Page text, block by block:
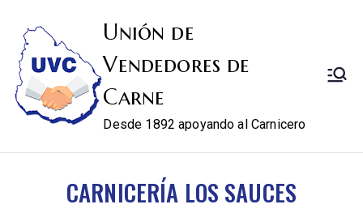
Unión de
Vendedores de
Carne
Desde 1892 apoyando al Carnicero
CARNICERÍA LOS SAUCES